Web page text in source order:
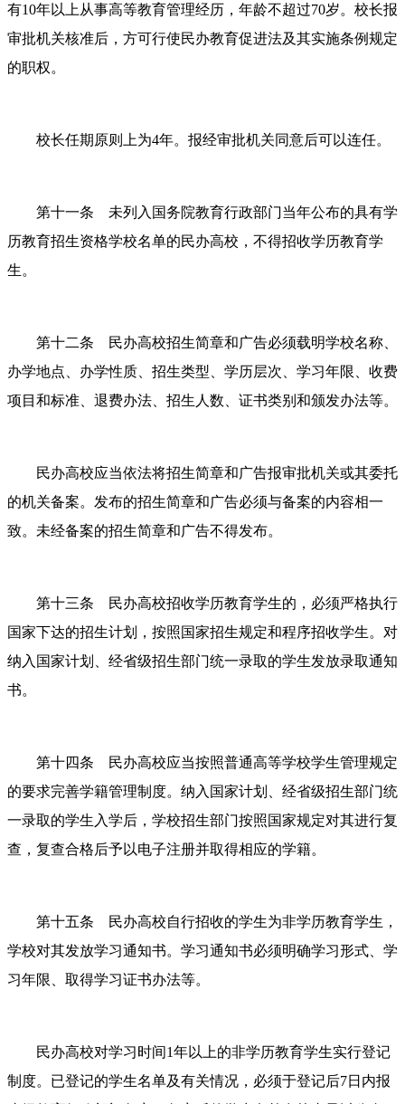
有10年以上从事高等教育管理经历，年龄不超过70岁。校长报
审批机关核准后，方可行使民办教育促进法及其实施条例规定
的职权。
校长任期原则上为4年。报经审批机关同意后可以连任。
第十一条 未列入国务院教育行政部门当年公布的具有学
历教育招生资格学校名单的民办高校，不得招收学历教育学
生。
第十二条 民办高校招生简章和广告必须载明学校名称、
办学地点、办学性质、招生类型、学历层次、学习年限、收费
项目和标准、退费办法、招生人数、证书类别和颁发办法等。
民办高校应当依法将招生简章和广告报审批机关或其委托
的机关备案。发布的招生简章和广告必须与备案的内容相一
致。未经备案的招生简章和广告不得发布。
第十三条 民办高校招收学历教育学生的，必须严格执行
国家下达的招生计划，按照国家招生规定和程序招收学生。对
纳入国家计划、经省级招生部门统一录取的学生发放录取通知
书。
第十四条 民办高校应当按照普通高等学校学生管理规定
的要求完善学籍管理制度。纳入国家计划、经省级招生部门统
一录取的学生入学后，学校招生部门按照国家规定对其进行复
查，复查合格后予以电子注册并取得相应的学籍。
第十五条 民办高校自行招收的学生为非学历教育学生，
学校对其发放学习通知书。学习通知书必须明确学习形式、学
习年限、取得学习证书办法等。
民办高校对学习时间1年以上的非学历教育学生实行登记
制度。已登记的学生名单及有关情况，必须于登记后7日内报